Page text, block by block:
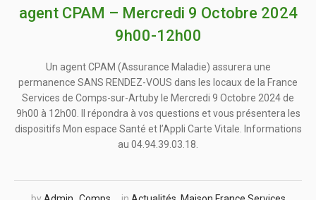
agent CPAM – Mercredi 9 Octobre 2024
9h00-12h00
Un agent CPAM (Assurance Maladie) assurera une
permanence SANS RENDEZ-VOUS dans les locaux de la France
Services de Comps-sur-Artuby le Mercredi 9 Octobre 2024 de
9h00 à 12h00. Il répondra à vos questions et vous présentera les
dispositifs Mon espace Santé et l’Appli Carte Vitale. Informations
au 04.94.39.03.18.